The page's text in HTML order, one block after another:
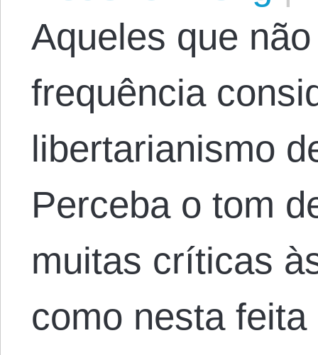
Aqueles que
frequência
libertarianismo
Perceba o tom
muitas críticas
como nesta